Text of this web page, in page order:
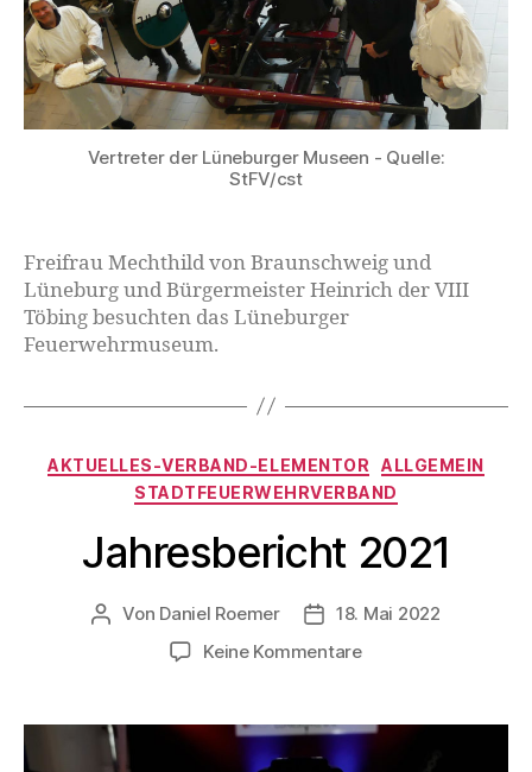
Vertreter der Lüneburger Museen - Quelle:
StFV/cst
Freifrau Mechthild von Braunschweig und
Lüneburg und Bürgermeister Heinrich der VIII
Töbing besuchten das Lüneburger
Feuerwehrmuseum.
AKTUELLES-VERBAND-ELEMENTOR
ALLGEMEIN
STADTFEUERWEHRVERBAND
Jahresbericht 2021
Von Daniel Roemer
18. Mai 2022
Keine Kommentare